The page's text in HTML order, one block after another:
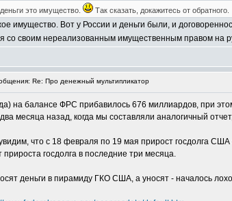
это имущество. Так сказать, докажитесь от обратного.
имущество. Вот у России и деньги были, и
со своим нереализованным имущественным правом на
Re: Про денежный мультипликатор
на балансе ФРС прибавилось 676 миллиардов, при
месяца назад, когда мы составляли аналогичный
что с 18 февраля по 19 мая прирост госдолга
госдолга в последние три месяца.
деньги в пирамиду ГКО США, а уносят - началось